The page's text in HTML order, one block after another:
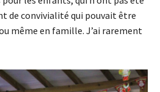
de convivialité qui pouvait être
même en famille. J’ai rarement